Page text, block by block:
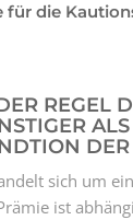
für die
REGEL
sich um
ist